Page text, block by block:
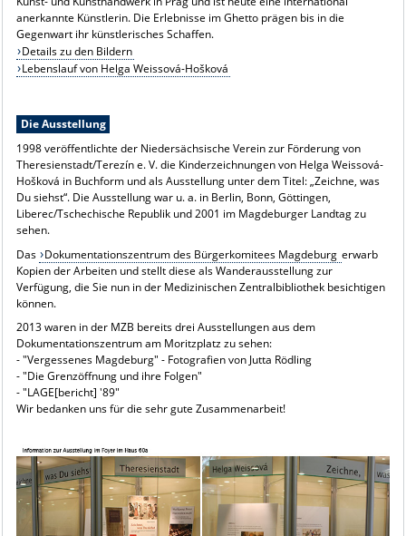
anerkannte Künstlerin. Die Erlebnisse im Ghetto prägen bis in die
Gegenwart ihr künstlerisches Schaffen.
Details zu den Bildern
Lebenslauf von Helga Weissová-Hošková
Die Ausstellung
1998 veröffentlichte der Niedersächsische Verein zur Förderung von
Theresienstadt/Terezín e. V. die Kinderzeichnungen von Helga Weissová-
Hošková in Buchform und als Ausstellung unter dem Titel: „Zeichne, was
Du siehst“. Die Ausstellung war u. a. in Berlin, Bonn, Göttingen,
Liberec/Tschechische Republik und 2001 im Magdeburger Landtag zu
sehen.
Das Dokumentationszentrum des Bürgerkomitees Magdeburg erwarb
Kopien der Arbeiten und stellt diese als Wanderausstellung zur
Verfügung, die Sie nun in der Medizinischen Zentralbibliothek besichtigen
können.
2013 waren in der MZB bereits drei Ausstellungen aus dem
Dokumentationszentrum am Moritzplatz zu sehen:
- "Vergessenes Magdeburg" - Fotografien von Jutta Rödling
- "Die Grenzöffnung und ihre Folgen"
- "LAGE[bericht] '89"
Wir bedanken uns für die sehr gute Zusammenarbeit!